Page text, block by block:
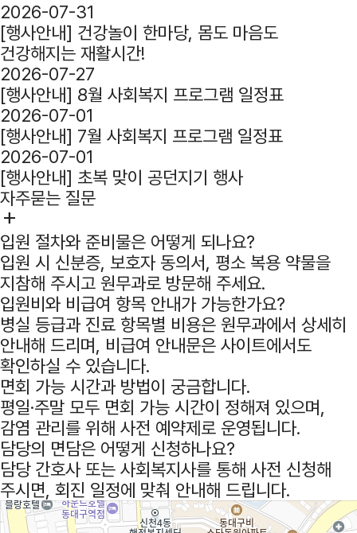
2026-07-31
[행사안내] 건강놀이 한마당, 몸도 마음도
건강해지는 재활시간!
2026-07-27
[행사안내] 8월 사회복지 프로그램 일정표
2026-07-01
[행사안내] 7월 사회복지 프로그램 일정표
2026-07-01
[행사안내] 초복 맞이 공던지기 행사
자주묻는 질문
add
입원 절차와 준비물은 어떻게 되나요?
입원 시 신분증, 보호자 동의서, 평소 복용 약물을
지참해 주시고 원무과로 방문해 주세요.
입원비와 비급여 항목 안내가 가능한가요?
병실 등급과 진료 항목별 비용은 원무과에서 상세히
안내해 드리며, 비급여 안내문은 사이트에서도
확인하실 수 있습니다.
면회 가능 시간과 방법이 궁금합니다.
평일·주말 모두 면회 가능 시간이 정해져 있으며,
감염 관리를 위해 사전 예약제로 운영됩니다.
담당의 면담은 어떻게 신청하나요?
담당 간호사 또는 사회복지사를 통해 사전 신청해
주시면, 회진 일정에 맞춰 안내해 드립니다.